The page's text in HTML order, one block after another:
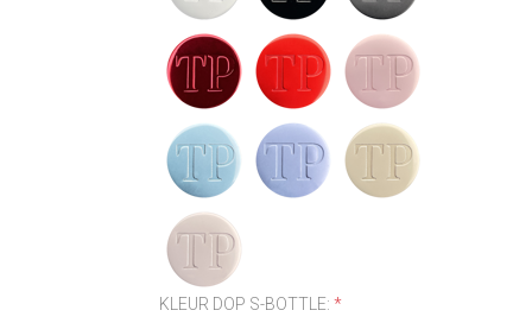
KLEUR DOP S-BOTTLE:*